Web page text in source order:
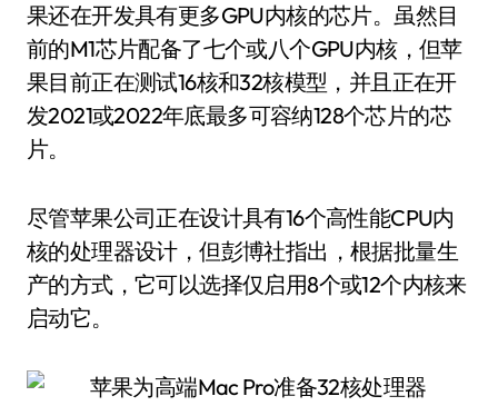
果还在开发具有更多GPU内核的芯片。虽然目
前的M1芯片配备了七个或八个GPU内核，但苹
果目前正在测试16核和32核模型，并且正在开
发2021或2022年底最多可容纳128个芯片的芯
片。
尽管苹果公司正在设计具有16个高性能CPU内
核的处理器设计，但彭博社指出，根据批量生
产的方式，它可以选择仅启用8个或12个内核来
启动它。